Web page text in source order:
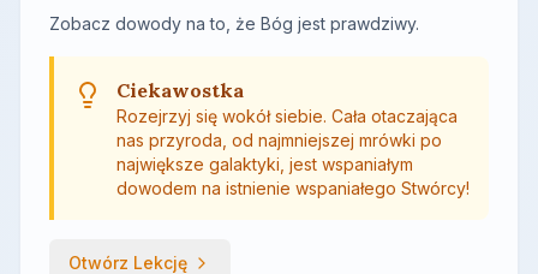
Zobacz dowody na to, że Bóg jest prawdziwy.
Ciekawostka
Rozejrzyj się wokół siebie. Cała otaczająca
nas przyroda, od najmniejszej mrówki po
największe galaktyki, jest wspaniałym
dowodem na istnienie wspaniałego Stwórcy!
Otwórz Lekcję